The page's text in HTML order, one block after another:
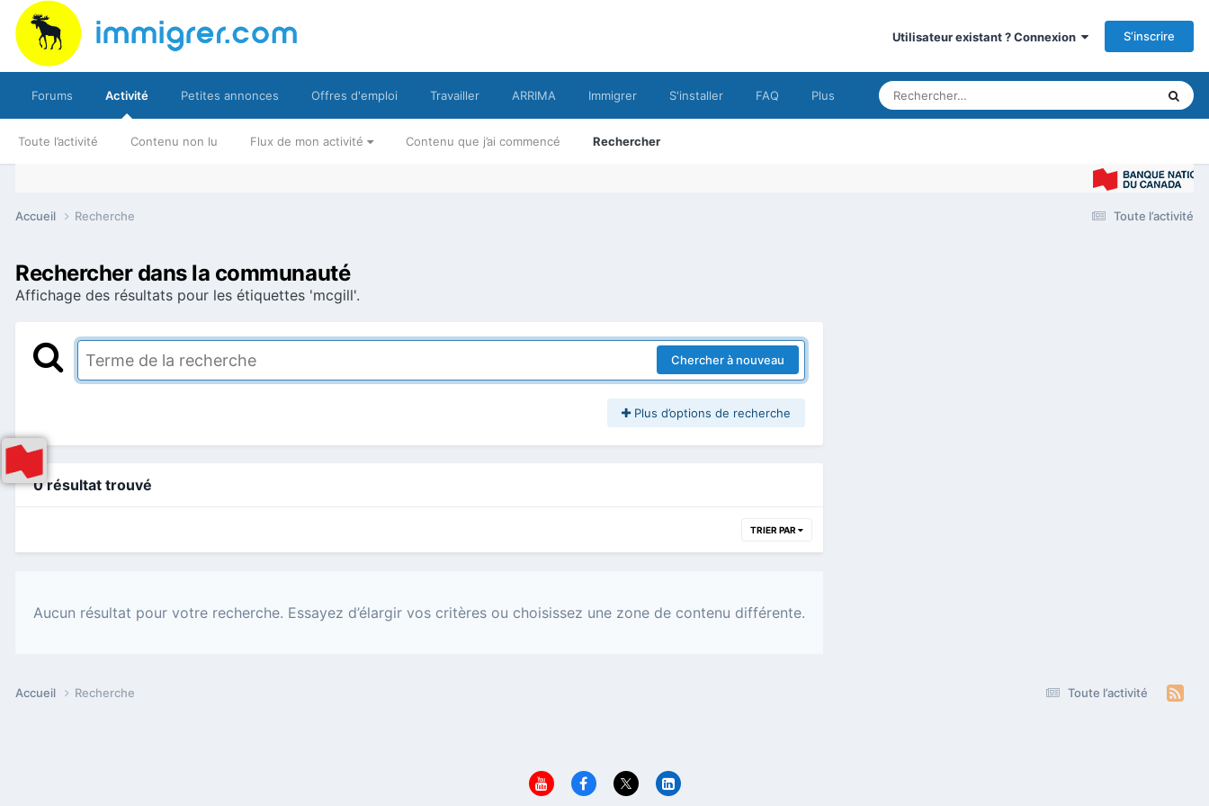
Utilisateur existant ? Connexion S’inscrire
Forums Activité
Toute l’activité Contenu non lu Flux de mon activité Contenu que j’ai commencé Rechercher
Petites annonces Offres d'emploi Travailler ARRIMA Immigrer S'installer FAQ Plus
Toute l’activité
Accueil Recherche
Rechercher dans la communauté
Affichage des résultats pour les étiquettes 'mcgill'.
Chercher à nouveau
Plus d’options de recherche
0 résultat trouvé
TRIER PAR
Aucun résultat pour votre recherche. Essayez d’élargir vos critères ou choisissez une zone de contenu différente.
Toute l’activité
Accueil Recherche